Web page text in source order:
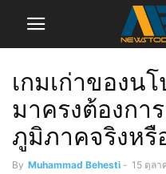
เกมเก่าของน
มาครงต้องกา
ภูมิภาคจริงหรื
By Muhammad Behesti - 15 ตุลา